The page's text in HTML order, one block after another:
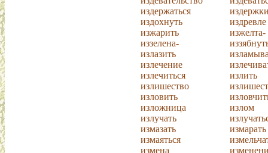
издержаться
издохнуть
издревле
изжарить
изжелта-
иззелена-
излазить
излечение
излечиться
излить
излишество
изловить
изложница
излом
излучать
измазать
измарать
измаяться
измена